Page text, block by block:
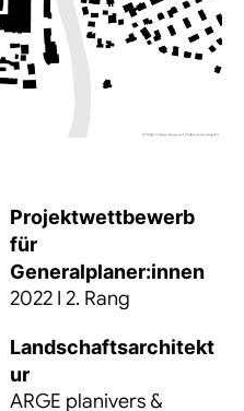
Projektwettbewerb
für
Generalplaner:innen
2022 I 2. Rang
Landschaftsarchitekt
ur
ARGE planivers &